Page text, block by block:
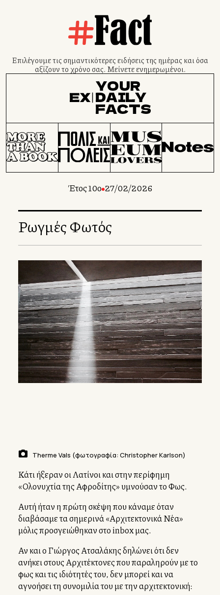
Επιλέγουμε τις σημαντικότερες ειδήσεις της ημέρας και όσα
αξίζουν το χρόνο σας. Μείνετε ενημερωμένοι.
Έτος 10ο 27/02/2026
Ρωγμές Φωτός
Therme Vals (φωτογραφία: Christopher Karlson)
Κάτι ήξεραν οι Λατίνοι και στην περίφημη
«Ολονυχτία της Αφροδίτης» υμνούσαν το Φως.
Αυτή ήταν η πρώτη σκέψη που κάναμε όταν
διαβάσαμε τα σημερινά «Αρχιτεκτονικά Νέα»
μόλις προσγειώθηκαν στο inbox μας.
Αν και ο Γιώργος Ατσαλάκης δηλώνει ότι δεν
ανήκει στους Αρχιτέκτονες που παραληρούν με το
φως και τις ιδιότητές του, δεν μπορεί και να
αγνοήσει τη συνομιλία του με την αρχιτεκτονική: